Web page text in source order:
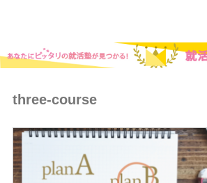
three-course